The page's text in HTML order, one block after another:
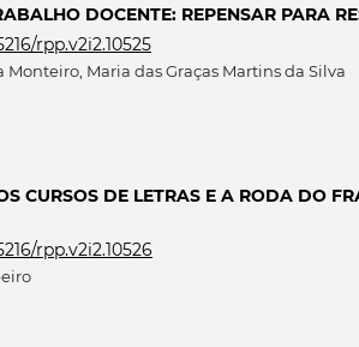
DOCENTE: REPENSAR PARA
rpp.v2i2.10525
Maria das Graças Martins da Silva
CURSOS DE LETRAS E A RODA DO
rpp.v2i2.10526